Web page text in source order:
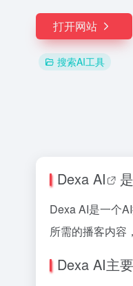
打开网站
搜索AI工具
Dexa AI
Dexa AI是一个
所需的播客内容
Dexa AI主